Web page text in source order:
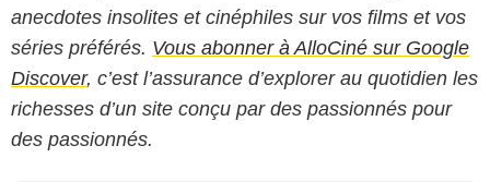
anecdotes insolites et cinéphiles sur vos films et vos
séries préférés. Vous abonner à AlloCiné sur Google
Discover, c’est l’assurance d’explorer au quotidien les
richesses d’un site conçu par des passionnés pour
des passionnés.